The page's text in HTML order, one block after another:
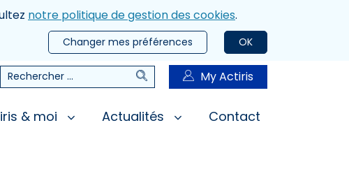
notre politique de gestion des cookies.
OK
Changer mes préférences
Rechercher RechercherMy Actiris
& moi Actualités Contact